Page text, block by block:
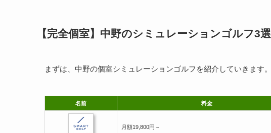
【完全個室】中野のシミュレーションゴルフ3選
まずは、中野の個室シミュレーションゴルフを紹介していきます。
名前 料金
月額19,800円～